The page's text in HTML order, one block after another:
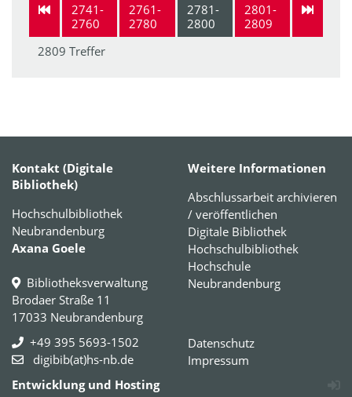
2741-
2760
2761-
2780
2781-
2800
2801-
2809
2809 Treffer
Kontakt (Digitale
Bibliothek)
Hochschulbibliothek
Neubrandenburg
Axana Goele
Bibliotheksverwaltung
Brodaer Straße 11
17033 Neubrandenburg
+49 395 5693-1502
digibib(at)hs-nb.de
Weitere Informationen
Abschlussarbeit archivieren
/ veröffentlichen
Digitale Bibliothek
Hochschulbibliothek
Hochschule
Neubrandenburg
Datenschutz
Impressum
Entwicklung und Hosting